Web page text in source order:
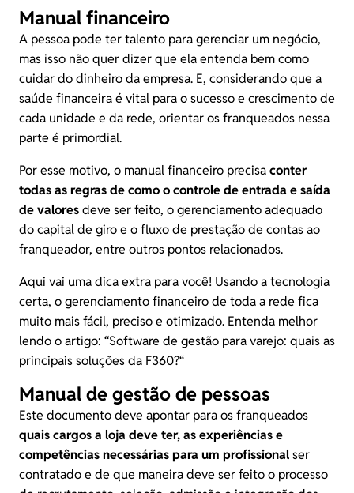
Manual financeiro
A pessoa pode ter talento para gerenciar um negócio,
mas isso não quer dizer que ela entenda bem como
cuidar do dinheiro da empresa. E, considerando que a
saúde financeira é vital para o sucesso e crescimento de
cada unidade e da rede, orientar os franqueados nessa
parte é primordial.
Por esse motivo, o manual financeiro precisaconter
todas as regras de como o controle de entrada e saída
de valoresdeve ser feito, o gerenciamento adequado
do capital de giro e o fluxo de prestação de contas ao
franqueador, entre outros pontos relacionados.
Aqui vai uma dica extra para você! Usando a tecnologia
certa, o gerenciamento financeiro de toda a rede fica
muito mais fácil, preciso e otimizado. Entenda melhor
lendo o artigo: “Software de gestão para varejo: quais as
principais soluções da F360?“
Manual de gestão de pessoas
Este documento deve apontar para os franqueados
quais cargos a loja deve ter, as experiências e
competências necessárias para um profissionalser
contratado e de que maneira deve ser feito o processo